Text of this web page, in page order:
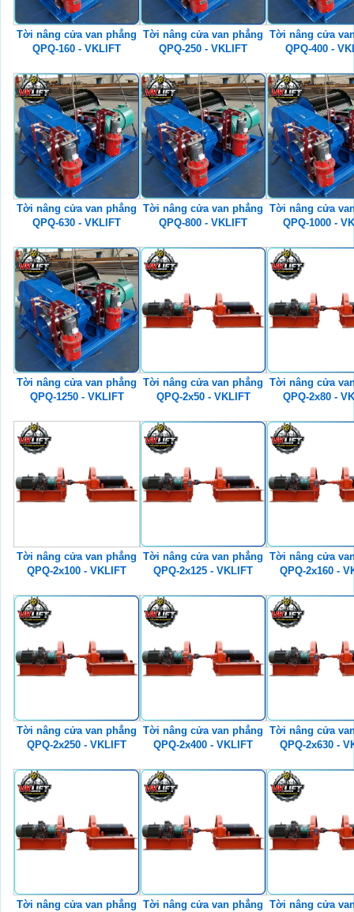
Tời nâng cửa van phẳng
QPQ-160 - VKLIFT
Tời nâng cửa van phẳng
QPQ-250 - VKLIFT
Tời nâng cửa
QPQ-400 -
Tời nâng cửa van phẳng
QPQ-630 - VKLIFT
Tời nâng cửa van phẳng
QPQ-800 - VKLIFT
Tời nâng cửa
QPQ-1000 -
Tời nâng cửa van phẳng
QPQ-1250 - VKLIFT
Tời nâng cửa van phẳng
QPQ-2x50 - VKLIFT
Tời nâng cửa
QPQ-2x80 -
Tời nâng cửa van phẳng
QPQ-2x100 - VKLIFT
Tời nâng cửa van phẳng
QPQ-2x125 - VKLIFT
Tời nâng cửa
QPQ-2x160 -
Tời nâng cửa van phẳng
QPQ-2x250 - VKLIFT
Tời nâng cửa van phẳng
QPQ-2x400 - VKLIFT
Tời nâng cửa
QPQ-2x630 -
Tời nâng cửa van phẳng Tời nâng cửa van phẳng Tời nâng cửa